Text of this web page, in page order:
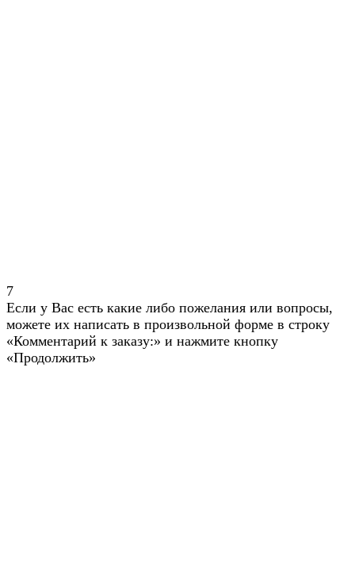
7
Если у Вас есть какие либо пожелания или вопросы,
можете их написать в произвольной форме в строку
«Комментарий к заказу:» и нажмите кнопку
«Продолжить»